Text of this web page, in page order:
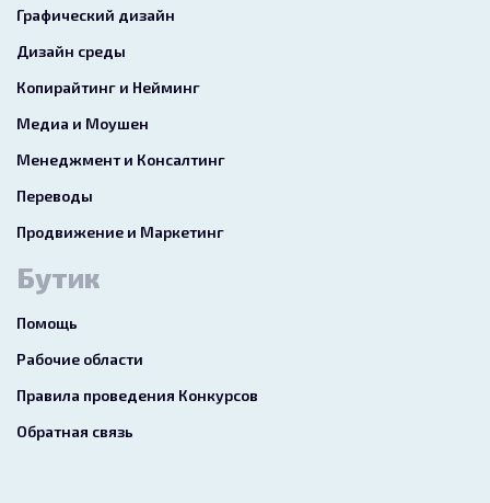
Графический дизайн
Дизайн среды
Копирайтинг и Нейминг
Медиа и Моушен
Менеджмент и Консалтинг
Переводы
Продвижение и Маркетинг
Бутик
Помощь
Рабочие области
Правила проведения Конкурсов
Обратная связь